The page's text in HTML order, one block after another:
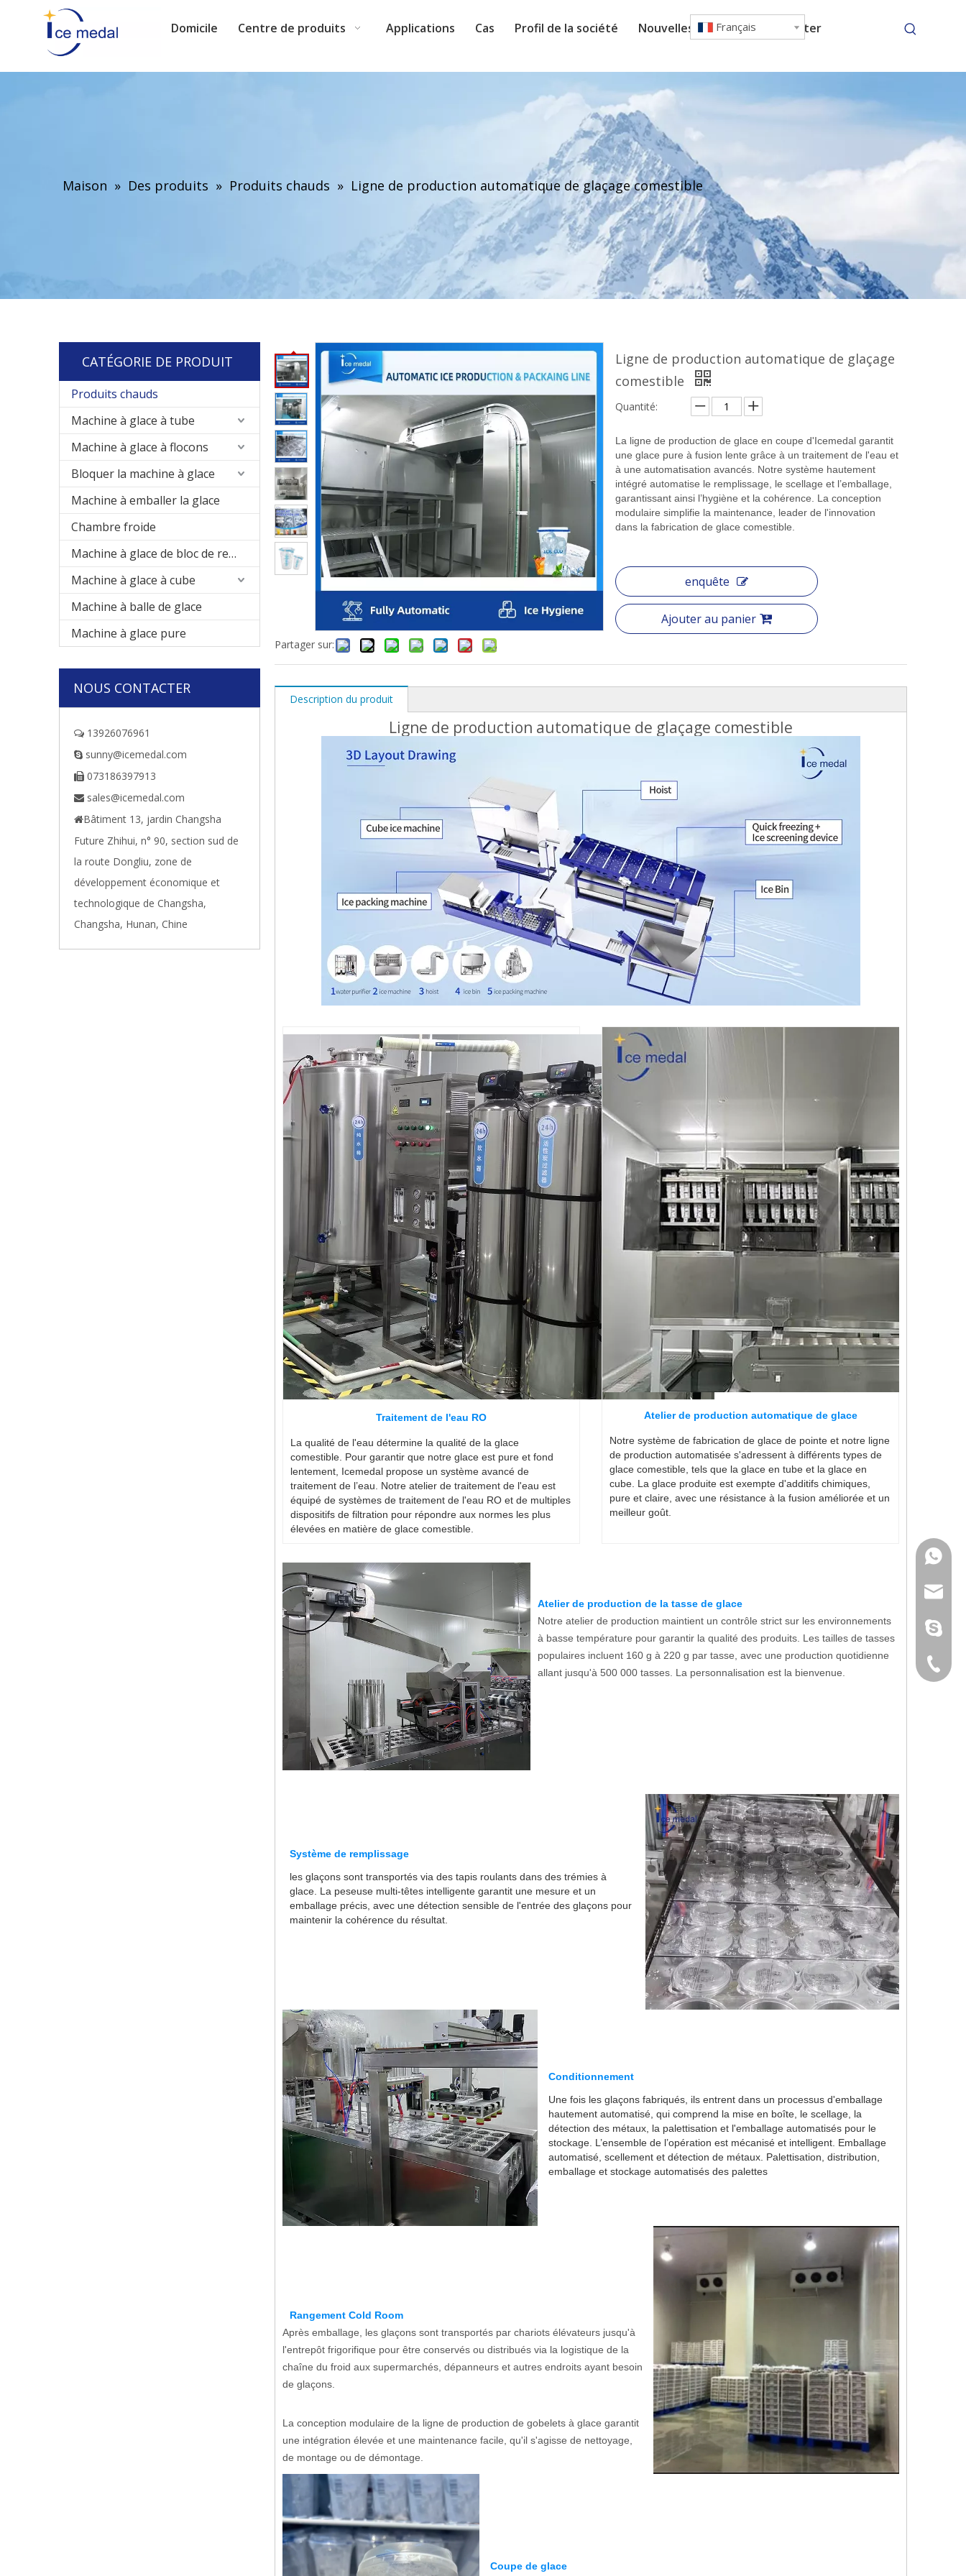
Domicile Centre de produits Applications Cas Profil de la société Nouvelles Nous contacter
Français
Maison » Des produits » Produits chauds » Ligne de production automatique de glaçage comestible
CATÉGORIE DE PRODUIT
Produits chauds
Machine à glace à tube
Machine à glace à flocons
Bloquer la machine à glace
Machine à emballer la glace
Chambre froide
Machine à glace de bloc de refroidissement direct
Machine à glace à cube
Machine à balle de glace
Machine à glace pure
NOUS CONTACTER
 13926076961
 sunny@icemedal.com
 073186397913
 sales@icemedal.com
Bâtiment 13, jardin Changsha
Future Zhihui, n° 90, section sud de
la route Dongliu, zone de
développement économique et
technologique de Changsha,
Changsha, Hunan, Chine
Partager sur:
Ligne de production automatique de glaçage
comestible
Quantité:
La ligne de production de glace en coupe d'Icemedal garantit
une glace pure à fusion lente grâce à un traitement de l'eau et
à une automatisation avancés. Notre système hautement
intégré automatise le remplissage, le scellage et l’emballage,
garantissant ainsi l’hygiène et la cohérence. La conception
modulaire simplifie la maintenance, leader de l'innovation
dans la fabrication de glace comestible.
enquête
Ajouter au panier
Description du produit
Ligne de production automatique de glaçage comestible
Traitement de l'eau RO
La qualité de l'eau détermine la qualité de la glace
comestible. Pour garantir que notre glace est pure et fond
lentement, Icemedal propose un système avancé de
traitement de l’eau. Notre atelier de traitement de l'eau est
équipé de systèmes de traitement de l'eau RO et de multiples
dispositifs de filtration pour répondre aux normes les plus
élevées en matière de glace comestible.
Atelier de production automatique de glace
Notre système de fabrication de glace de pointe et notre ligne
de production automatisée s'adressent à différents types de
glace comestible, tels que la glace en tube et la glace en
cube. La glace produite est exempte d'additifs chimiques,
pure et claire, avec une résistance à la fusion améliorée et un
meilleur goût.
Atelier de production de la tasse de glace
Notre atelier de production maintient un contrôle strict sur les environnements
à basse température pour garantir la qualité des produits. Les tailles de tasses
populaires incluent 160 g à 220 g par tasse, avec une production quotidienne
allant jusqu'à 500 000 tasses. La personnalisation est la bienvenue.
Système de remplissage
les glaçons sont transportés via des tapis roulants dans des trémies à
glace. La peseuse multi-têtes intelligente garantit une mesure et un
emballage précis, avec une détection sensible de l'entrée des glaçons pour
maintenir la cohérence du résultat.
Conditionnement
Une fois les glaçons fabriqués, ils entrent dans un processus d'emballage
hautement automatisé, qui comprend la mise en boîte, le scellage, la
détection des métaux, la palettisation et l'emballage automatisés pour le
stockage. L’ensemble de l’opération est mécanisé et intelligent. Emballage
automatisé, scellement et détection de métaux. Palettisation, distribution,
emballage et stockage automatisés des palettes
Rangement Cold Room
Après emballage, les glaçons sont transportés par chariots élévateurs jusqu'à
l'entrepôt frigorifique pour être conservés ou distribués via la logistique de la
chaîne du froid aux supermarchés, dépanneurs et autres endroits ayant besoin
de glaçons.
La conception modulaire de la ligne de production de gobelets à glace garantit
une intégration élevée et une maintenance facile, qu'il s'agisse de nettoyage,
de montage ou de démontage.
Coupe de glace
+ 86
+ 86